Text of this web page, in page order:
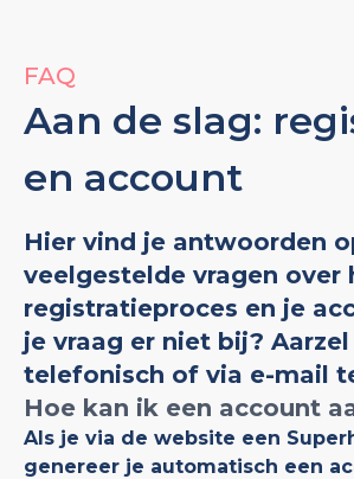
FAQ
Aan de slag:
en account
Hier vind je antwoorden
veelgestelde vragen over
registratieproces en je
je vraag er niet bij?
telefonisch of via e-mail
Hoe kan ik een account
Als je via de website een
genereer je automatisch een